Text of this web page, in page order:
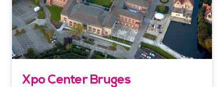
Xpo Center Bruges